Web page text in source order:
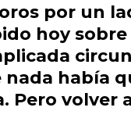
por un
hoy
había
Pero volver